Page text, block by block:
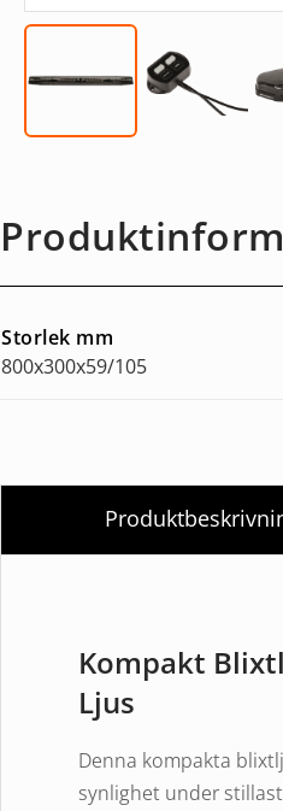
Storlek mm
800x300x59/105
Kompakt
Ljus
Denna kompakta
synlighet under